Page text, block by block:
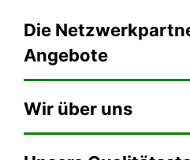
Die
Angebote
Wir über uns